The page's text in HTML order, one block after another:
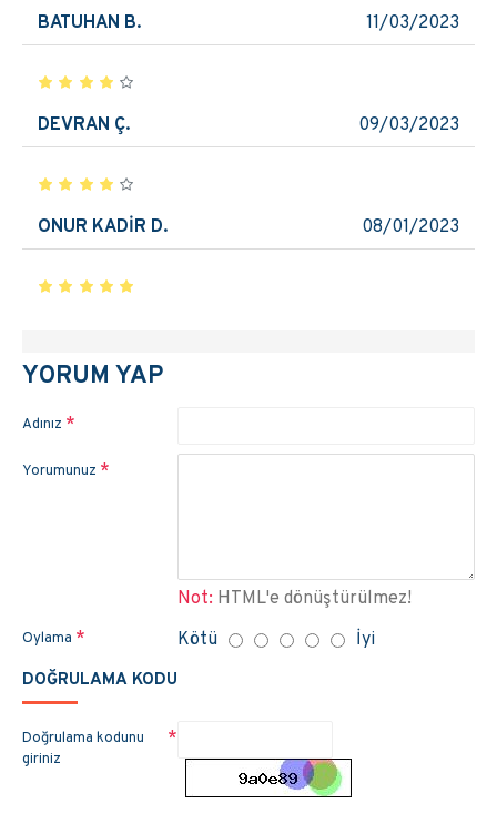
BATUHAN B. 11/03/2023
DEVRAN Ç. 09/03/2023
ONUR KADİR D. 08/01/2023
YORUM YAP
Adınız
Yorumunuz
Not: HTML'e dönüştürülmez!
Oylama Kötü İyi
DOĞRULAMA KODU
Doğrulama kodunu
giriniz